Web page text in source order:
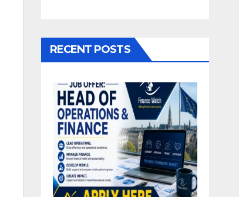
RECENT POSTS